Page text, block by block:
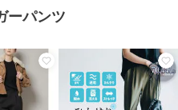
ーパンツ